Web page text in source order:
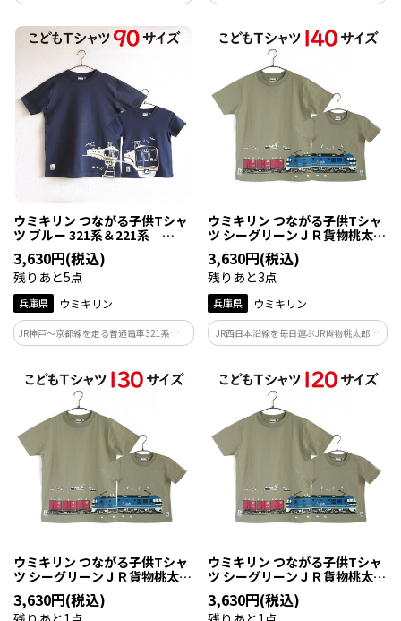
線を2024年3月で運用終了した快速電車
の221系。もう並走する姿は見れなくなり
ましたが一番身近な存在で人気車両なの
です！321系は現役で走ってます！
線を2024年3月で運用終了した快速電車
ましたが一番身近な存在で人気車両なの
です！321系は現役で走ってます！
ウミキリン つながる子供Tシャ
ツ ブルー 321系＆221系
90cm
3,630円(税込)
残りあと5点
兵庫県 ウミキリン
JR神戸～京都線を走る普通電車321系と同
線を2024年3月で運用終了した快速電車
ましたが一番身近な存在で人気車両なの
です！321系は現役で走ってます！
ウミキリン つながる子供Tシャ
ツ シーグリーンＪＲ貨物桃太
郎 １４０ｃｍ
3,630円(税込)
残りあと3点
兵庫県 ウミキリン
JR西日本沿線を毎日運ぶJR貨物桃太郎！
関西ではお馴染みの車両です。青い車体に
ックネームでも親しまれていてとっても
人気です！
ウミキリン つながる子供Tシャ
ツ シーグリーンＪＲ貨物桃太
郎 １３０ｃｍ
3,630円(税込)
ウミキリン つながる子供Tシャ
ツ シーグリーンＪＲ貨物桃太
郎 １２０ｃｍ
3,630円(税込)